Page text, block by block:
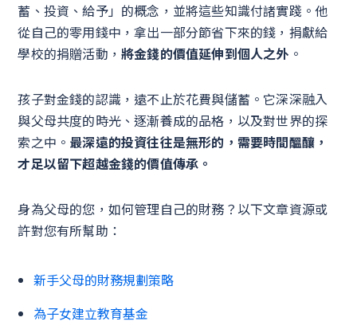
蓄、投資、給予」的概念，並將這些知識付諸實踐。他
從自己的零用錢中，拿出一部分節省下來的錢，捐獻給
學校的捐贈活動， 將金錢的價值延伸到個人之外 。
孩子對金錢的認識，遠不止於花費與儲蓄。它深深融入
與父母共度的時光、逐漸養成的品格，以及對世界的探
索之中。 最深遠的投資往往是無形的，需要時間醞釀，
才足以留下超越金錢的價值傳承。
身為父母的您，如何管理自己的財務？以下文章資源或
許對您有所幫助：
新手父母的財務規劃策略
為子女建立教育基金